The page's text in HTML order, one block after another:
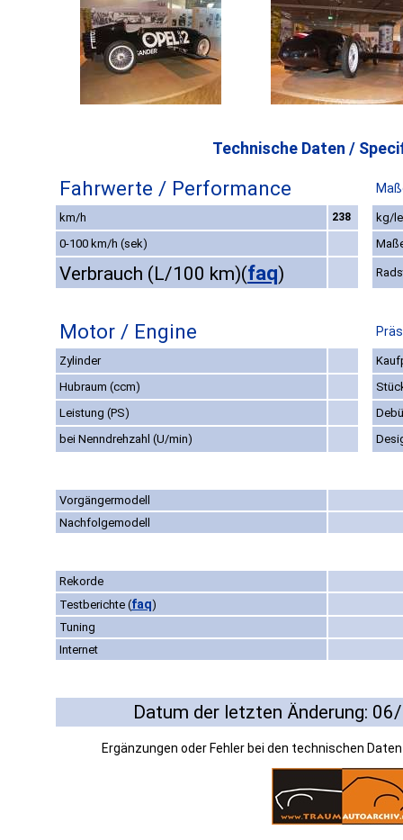
Technische Daten /
Fahrwerte / Performance
km/h 238
kg/
0-100 km/h (sek)
Verbrauch (L/100 km)(faq)
Motor / Engine
Zylinder
Hubraum (ccm)
Leistung (PS)
bei Nenndrehzahl (U/min)
Vorgängermodell
Nachfolgemodell
Rekorde
Testberichte (faq)
Tuning
Internet
Datum der letzten Änderung:
Ergänzungen oder Fehler bei den technischen